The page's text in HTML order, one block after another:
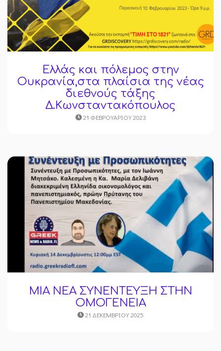
Ελλάς και πόλεμος στην
Ουκρανία,στα πλαίσια της νέας
διεθνούς τάξης
Δ.Κωνσταντακόπουλος
21 ΦΕΒΡΟΥΑΡΊΟΥ 2023
ΜΙΑ ΝΕΑ ΣΥΝΕΝΤΕΥΞΗ ΣΤΗΝ
ΟΜΟΓΕΝΕΙΑ
21 ΔΕΚΕΜΒΡΊΟΥ 2025